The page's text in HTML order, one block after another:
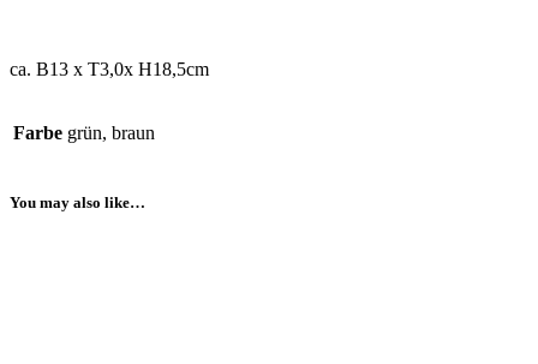
ca. B13 x T3,0x H18,5cm
Farbe grün, braun
You may also like…